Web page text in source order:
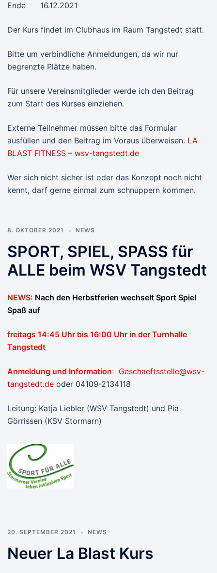
Ende 16.12.2021
Der Kurs findet im Clubhaus im Raum Tangstedt statt.
Bitte um verbindliche Anmeldungen, da wir nur
begrenzte Plätze haben.
Für unsere Vereinsmitglieder werde ich den Beitrag
zum Start des Kurses einziehen.
Externe Teilnehmer müssen bitte das Formular
ausfüllen und den Beitrag im Voraus überweisen. LA
BLAST FITNESS – wsv-tangstedt.de
Wer sich nicht sicher ist oder das Konzept noch nicht
kennt, darf gerne einmal zum schnuppern kommen.
8. OKTOBER 2021 NEWS
SPORT, SPIEL, SPASS für
ALLE beim WSV Tangstedt
NEWS: Nach den Herbstferien wechselt Sport Spiel
Spaß auf
freitags 14:45 Uhr bis 16:00 Uhr in der Turnhalle
Tangstedt
Anmeldung und Information: Geschaeftsstelle@wsv-
tangstedt.de oder 04109-2134118
Leitung: Katja Liebler (WSV Tangstedt) und Pia
Görrissen (KSV Stormarn)
20. SEPTEMBER 2021 NEWS
Neuer La Blast Kurs